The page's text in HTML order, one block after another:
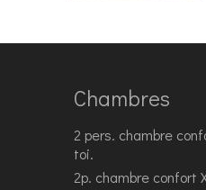
Chambres
2 pers. chambre
toi.
2p. chambre confort